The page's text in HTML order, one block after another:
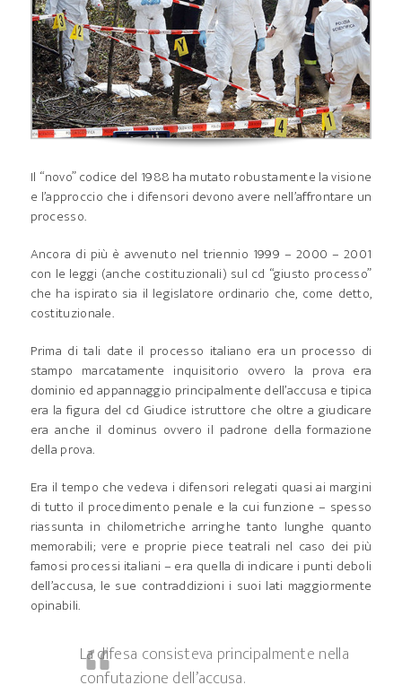
Il “novo” codice del 1988 ha mutato robustamente la visione
e l’approccio che i difensori devono avere nell’affrontare un
processo.
Ancora di più è avvenuto nel triennio 1999 – 2000 – 2001
con le leggi (anche costituzionali) sul cd “giusto processo”
che ha ispirato sia il legislatore ordinario che, come detto,
costituzionale.
Prima di tali date il processo italiano era un processo di
stampo marcatamente inquisitorio ovvero la prova era
dominio ed appannaggio principalmente dell’accusa e tipica
era la figura del cd Giudice istruttore che oltre a giudicare
era anche il dominus ovvero il padrone della formazione
della prova.
Era il tempo che vedeva i difensori relegati quasi ai margini
di tutto il procedimento penale e la cui funzione – spesso
riassunta in chilometriche arringhe tanto lunghe quanto
memorabili; vere e proprie piece teatrali nel caso dei più
famosi processi italiani – era quella di indicare i punti deboli
dell’accusa, le sue contraddizioni i suoi lati maggiormente
opinabili.
La difesa consisteva principalmente nella
confutazione dell’accusa.